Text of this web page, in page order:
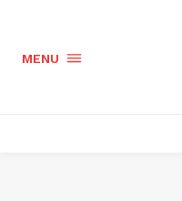
MENU